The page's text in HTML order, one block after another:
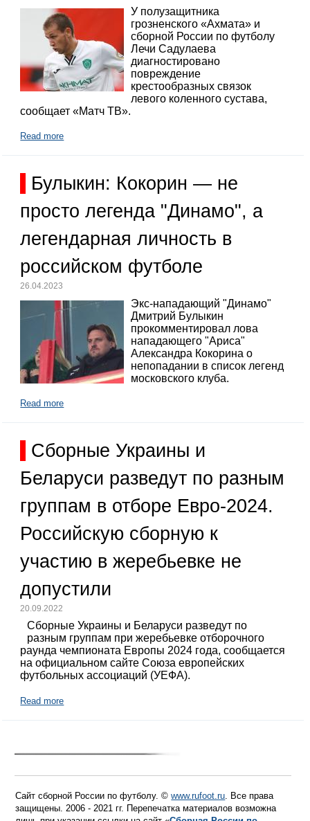
У полузащитника
грозненского «Ахмата» и
сборной России по футболу
Лечи Садулаева
диагностировано
повреждение
крестообразных связок
левого коленного сустава,
сообщает «Матч ТВ».
Read more
Булыкин: Кокорин — не
просто легенда "Динамо", а
легендарная личность в
российском футболе
26.04.2023
Экс-нападающий "Динамо"
Дмитрий Булыкин
прокомментировал лова
нападающего "Ариса"
Александра Кокорина о
непопадании в список легенд
московского клуба.
Read more
Сборные Украины и
Беларуси разведут по разным
группам в отборе Евро-2024.
Российскую сборную к
участию в жеребьевке не
допустили
20.09.2022
Сборные Украины и Беларуси разведут по
разным группам при жеребьевке отборочного
раунда чемпионата Европы 2024 года, сообщается
на официальном сайте Союза европейских
футбольных ассоциаций (УЕФА).
Read more
Сайт сборной России по футболу. ©www.rufoot.ru. Все права
защищены. 2006 - 2021 гг. Перепечатка материалов возможна